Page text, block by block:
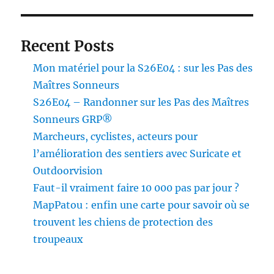
Recent Posts
Mon matériel pour la S26E04 : sur les Pas des
Maîtres Sonneurs
S26E04 – Randonner sur les Pas des Maîtres
Sonneurs GRP®
Marcheurs, cyclistes, acteurs pour
l’amélioration des sentiers avec Suricate et
Outdoorvision
Faut-il vraiment faire 10 000 pas par jour ?
MapPatou : enfin une carte pour savoir où se
trouvent les chiens de protection des
troupeaux